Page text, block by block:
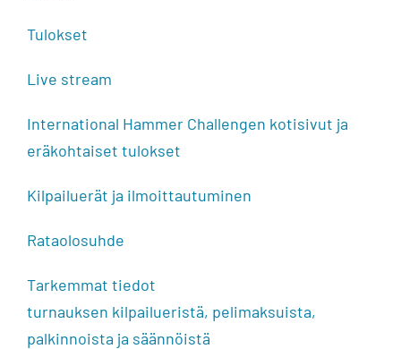
Tulokset
Live stream
International Hammer Challengen kotisivut ja
eräkohtaiset tulokset
Kilpailuerät ja ilmoittautuminen
Rataolosuhde
Tarkemmat tiedot
turnauksen kilpailueristä, pelimaksuista,
palkinnoista ja säännöistä